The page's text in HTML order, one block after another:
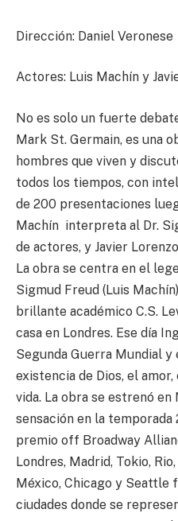
Dirección: Daniel Veronese
Actores: Luis Machín y
No es solo un fuerte
Mark St. Germain, es una
hombres que viven y
todos los tiempos, con
de 200 presentaciones
Machín interpreta al Dr.
de actores, y Javier
La obra se centra en el
Sigmud Freud (Luis
brillante académico C.S.
casa en Londres. Ese día
Segunda Guerra Mundial
existencia de Dios, el
vida. La obra se estrenó en
sensación en la temporada
premio off Broadway
Londres, Madrid, Tokio,
México, Chicago y Seattle
ciudades donde se